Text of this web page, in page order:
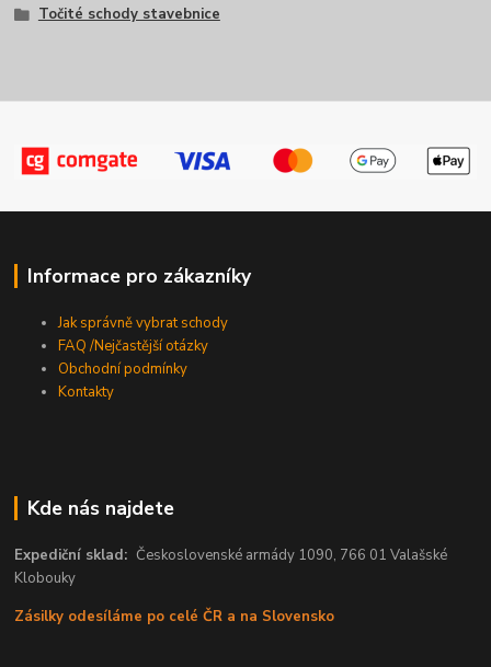
Točité schody stavebnice
Informace pro zákazníky
Jak správně vybrat schody
FAQ /Nejčastější otázky
Obchodní podmínky
Kontakty
Kde nás najdete
Expediční sklad:Československé armády 1090, 766 01 Valašské
Klobouky
Zásilky odesíláme po celé ČR a na Slovensko